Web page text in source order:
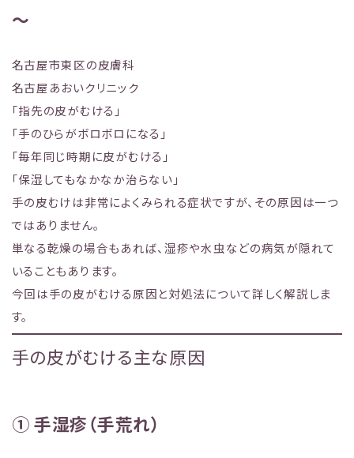
～
名古屋市東区の皮膚科
名古屋あおいクリニック
「指先の皮がむける」
「手のひらがボロボロになる」
「毎年同じ時期に皮がむける」
「保湿してもなかなか治らない」
手の皮むけは非常によくみられる症状ですが、その原因は一つ
ではありません。
単なる乾燥の場合もあれば、湿疹や水虫などの病気が隠れて
いることもあります。
今回は手の皮がむける原因と対処法について詳しく解説しま
す。
手の皮がむける主な原因
① 手湿疹（手荒れ）